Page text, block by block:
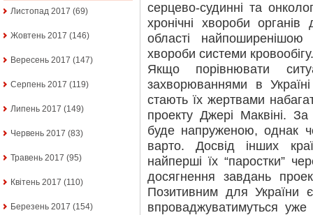
Листопад 2017 (69)
Жовтень 2017 (146)
Вересень 2017 (147)
Серпень 2017 (119)
Липень 2017 (149)
Червень 2017 (83)
Травень 2017 (95)
Квітень 2017 (110)
Березень 2017 (154)
серцево-судинні та
хронічні хвороби
області
хвороби системи кровообігу.
Якщо порівнювати
захворюваннями в
стають їх жертвами
проекту Джері Маквіні.
буде напруженою, однак
варто. Досвід інших
найперші їх “паростки”
досягнення завдань
Позитивним для України
впроваджуватимуться уже